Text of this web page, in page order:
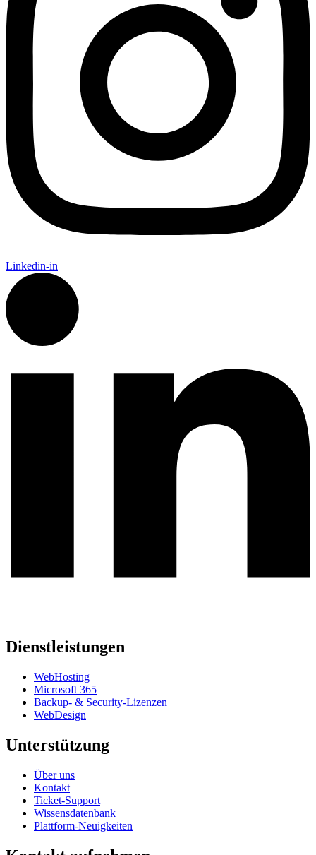
Linkedin-in
Dienstleistungen
WebHosting
Microsoft 365
Backup- & Security-Lizenzen
WebDesign
Unterstützung
Über uns
Kontakt
Ticket-Support
Wissensdatenbank
Plattform-Neuigkeiten